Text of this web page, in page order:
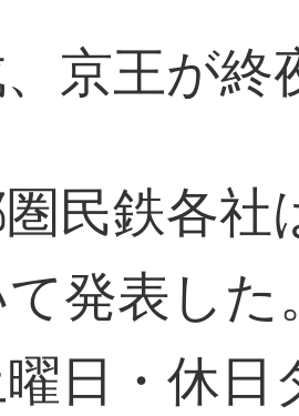
京王が終
民鉄各社
発表し
日・休